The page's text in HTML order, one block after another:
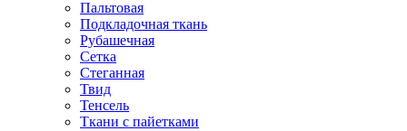
Пальтовая
Подкладочная ткань
Рубашечная
Сетка
Стеганная
Твид
Тенсель
Ткани с пайетками